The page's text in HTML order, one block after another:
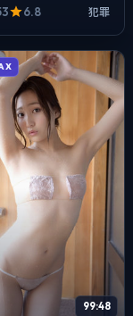
6.8 犯罪
99:48